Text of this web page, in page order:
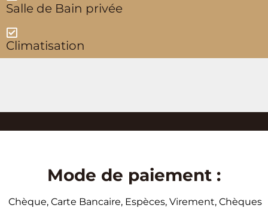
Salle de Bain privée
Climatisation
Mode de paiement :
Chèque, Carte Bancaire, Espèces, Virement, Chèques